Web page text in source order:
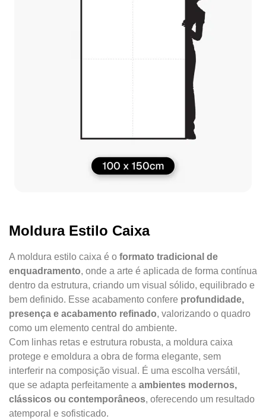
Moldura Estilo Caixa
A moldura estilo caixa é o formato tradicional de
enquadramento, onde a arte é aplicada de forma contínua
dentro da estrutura, criando um visual sólido, equilibrado e
bem definido. Esse acabamento confere profundidade,
presença e acabamento refinado, valorizando o quadro
como um elemento central do ambiente.
Com linhas retas e estrutura robusta, a moldura caixa
protege e emoldura a obra de forma elegante, sem
interferir na composição visual. É uma escolha versátil,
que se adapta perfeitamente a ambientes modernos,
clássicos ou contemporâneos, oferecendo um resultado
atemporal e sofisticado.